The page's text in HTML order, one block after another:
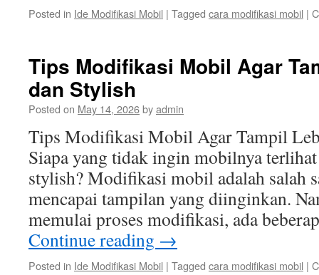
Posted in Ide Modifikasi Mobil | Tagged cara modifikasi mobil |
Tips Modifikasi Mobil Agar
dan Stylish
Posted on May 14, 2026byadmin
Tips Modifikasi Mobil Agar Tampil
Siapa yang tidak ingin mobilnya
stylish? Modifikasi mobil adalah salah
mencapai tampilan yang diinginkan.
memulai proses modifikasi, ada
Continue reading →
Posted in Ide Modifikasi Mobil | Tagged cara modifikasi mobil |